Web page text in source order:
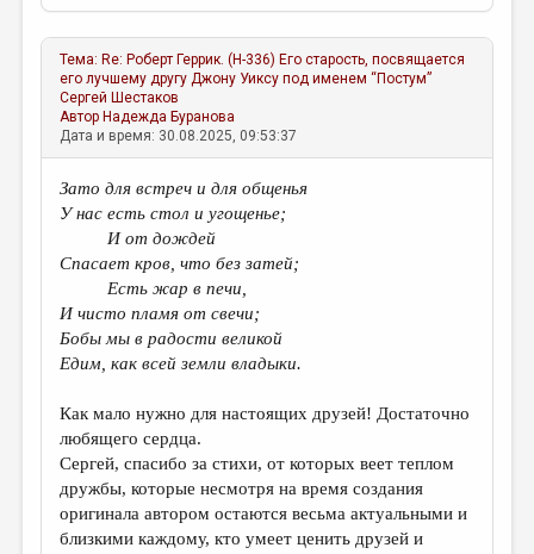
Тема: Re: Роберт Геррик. (Н-336) Его старость, посвящается
его лучшему другу Джону Уиксу под именем “Постум”
Сергей Шестаков
Автор Надежда Буранова
Дата и время: 30.08.2025, 09:53:37
Зато для встреч и для общенья
У нас есть стол и угощенье;
И от дождей
Спасает кров, что без затей;
Есть жар в печи,
И чисто пламя от свечи;
Бобы мы в радости великой
Едим, как всей земли владыки.
Как мало нужно для настоящих друзей! Достаточно
любящего сердца.
Сергей, спасибо за стихи, от которых веет теплом
дружбы, которые несмотря на время создания
оригинала автором остаются весьма актуальными и
близкими каждому, кто умеет ценить друзей и